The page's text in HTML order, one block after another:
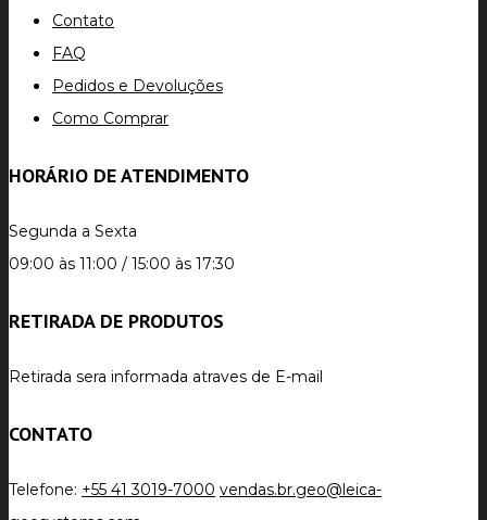
Contato
FAQ
Pedidos e Devoluções
Como Comprar
HORÁRIO DE ATENDIMENTO
Segunda a Sexta
09:00 às 11:00 / 15:00 às 17:30
RETIRADA DE PRODUTOS
Retirada sera informada atraves de E-mail
CONTATO
Telefone: +55 41 3019-7000 vendas.br.geo@leica-